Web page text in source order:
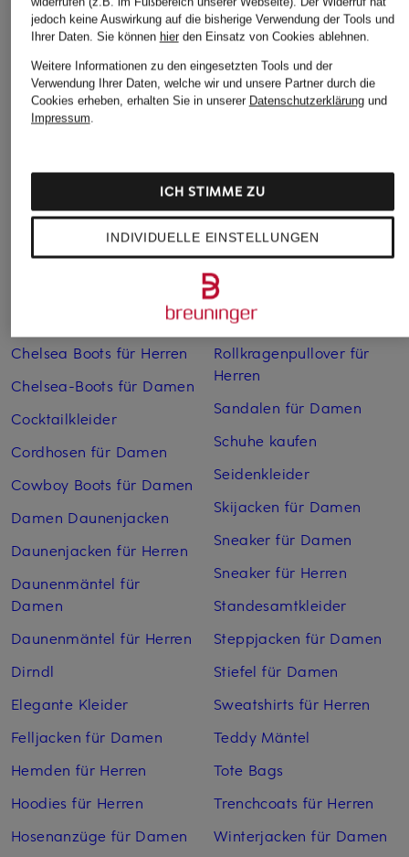
Weitere Kategorien
Bikinis Damen
Boots für Damen
Cabanjacken für Damen
Chelsea Boots für Herren
Chelsea-Boots für Damen
Cocktailkleider
Cordhosen für Damen
Cowboy Boots für Damen
Damen Daunenjacken
Daunenjacken für Herren
Daunenmäntel für
Damen
Daunenmäntel für Herren
Dirndl
Elegante Kleider
Felljacken für Damen
Hemden für Herren
Hoodies für Herren
Hosenanzüge für Damen
Lange Ballkleider
Lederjacken für Damen
Mäntel für Damen
Parkas für Herren
Pullover für Damen
Rollkragenpullover für
Herren
Sandalen für Damen
Schuhe kaufen
Seidenkleider
Skijacken für Damen
Sneaker für Damen
Sneaker für Herren
Standesamtkleider
Steppjacken für Damen
Stiefel für Damen
Sweatshirts für Herren
Teddy Mäntel
Tote Bags
Trenchcoats für Herren
Winterjacken für Damen
jedoch keine Auswirkung auf die bisherige Verwendung der Tools und
Ihrer Daten. Sie können hierden Einsatz von Cookies ablehnen.
Weitere Informationen zu den eingesetzten Tools und der
Verwendung Ihrer Daten, welche wir und unsere Partner durch die
Cookies erheben, erhalten Sie in unserer Datenschutzerklärungund
Impressum.
INDIVIDUELLE EINSTELLUNGEN
ICH STIMME ZU